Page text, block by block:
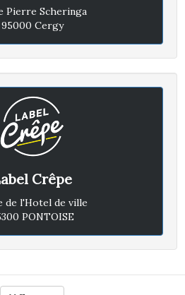
A
30 JUIN 2022
:
Pierre Scheringa
95000 Cergy
Crêpe
de l'Hotel de ville
PONTOISE